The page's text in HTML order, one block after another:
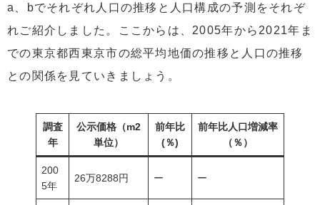
a、bでそれぞれ人口の推移と人口構成の予測をそれぞ
れご紹介しました。ここからは、2005年から2021年ま
での東京都西東京市の総平均地価の推移と人口の推移
との関係を見ていきましょう。
調査
年
公示価格（m2
単位）
前年比
(％)
前年比人口増減率
（％）
200
5年
​​26万8288円 ー ー